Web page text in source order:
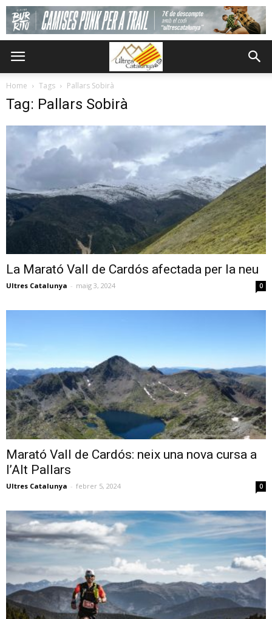
Home Tags Pallars Sobirà
Tag: Pallars Sobirà
La Marató Vall de Cardós afectada per la neu
Ultres Catalunya - maig 3, 2024 0
Marató Vall de Cardós: neix una nova cursa a
l’Alt Pallars
Ultres Catalunya - febrer 5, 2024 0